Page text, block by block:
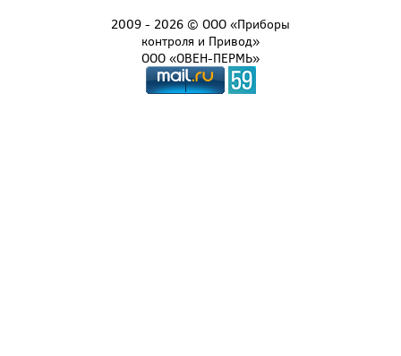
2009 - 2026 © ООО «Приборы
контроля и Привод»
ООО «ОВЕН-ПЕРМЬ»